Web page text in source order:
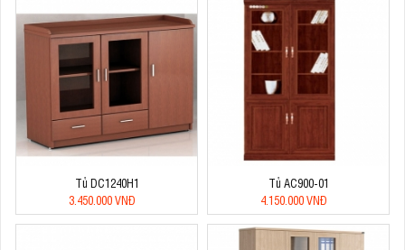
Tủ DC1240H1
3.450.000 VNĐ
Tủ AC900-01
4.150.000 VNĐ